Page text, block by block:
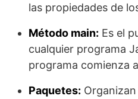
las propiedades de
Método main: Es el
cualquier programa
programa comienza
Paquetes: